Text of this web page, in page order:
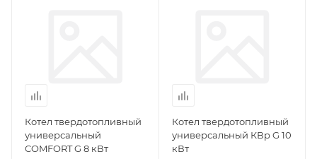
Котел твердотопливный
универсальный
COMFORT G 8 кВт
Котел твердотопливный
универсальный КВр G 10
кВт